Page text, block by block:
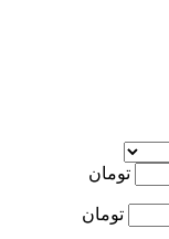
تومان
تومان